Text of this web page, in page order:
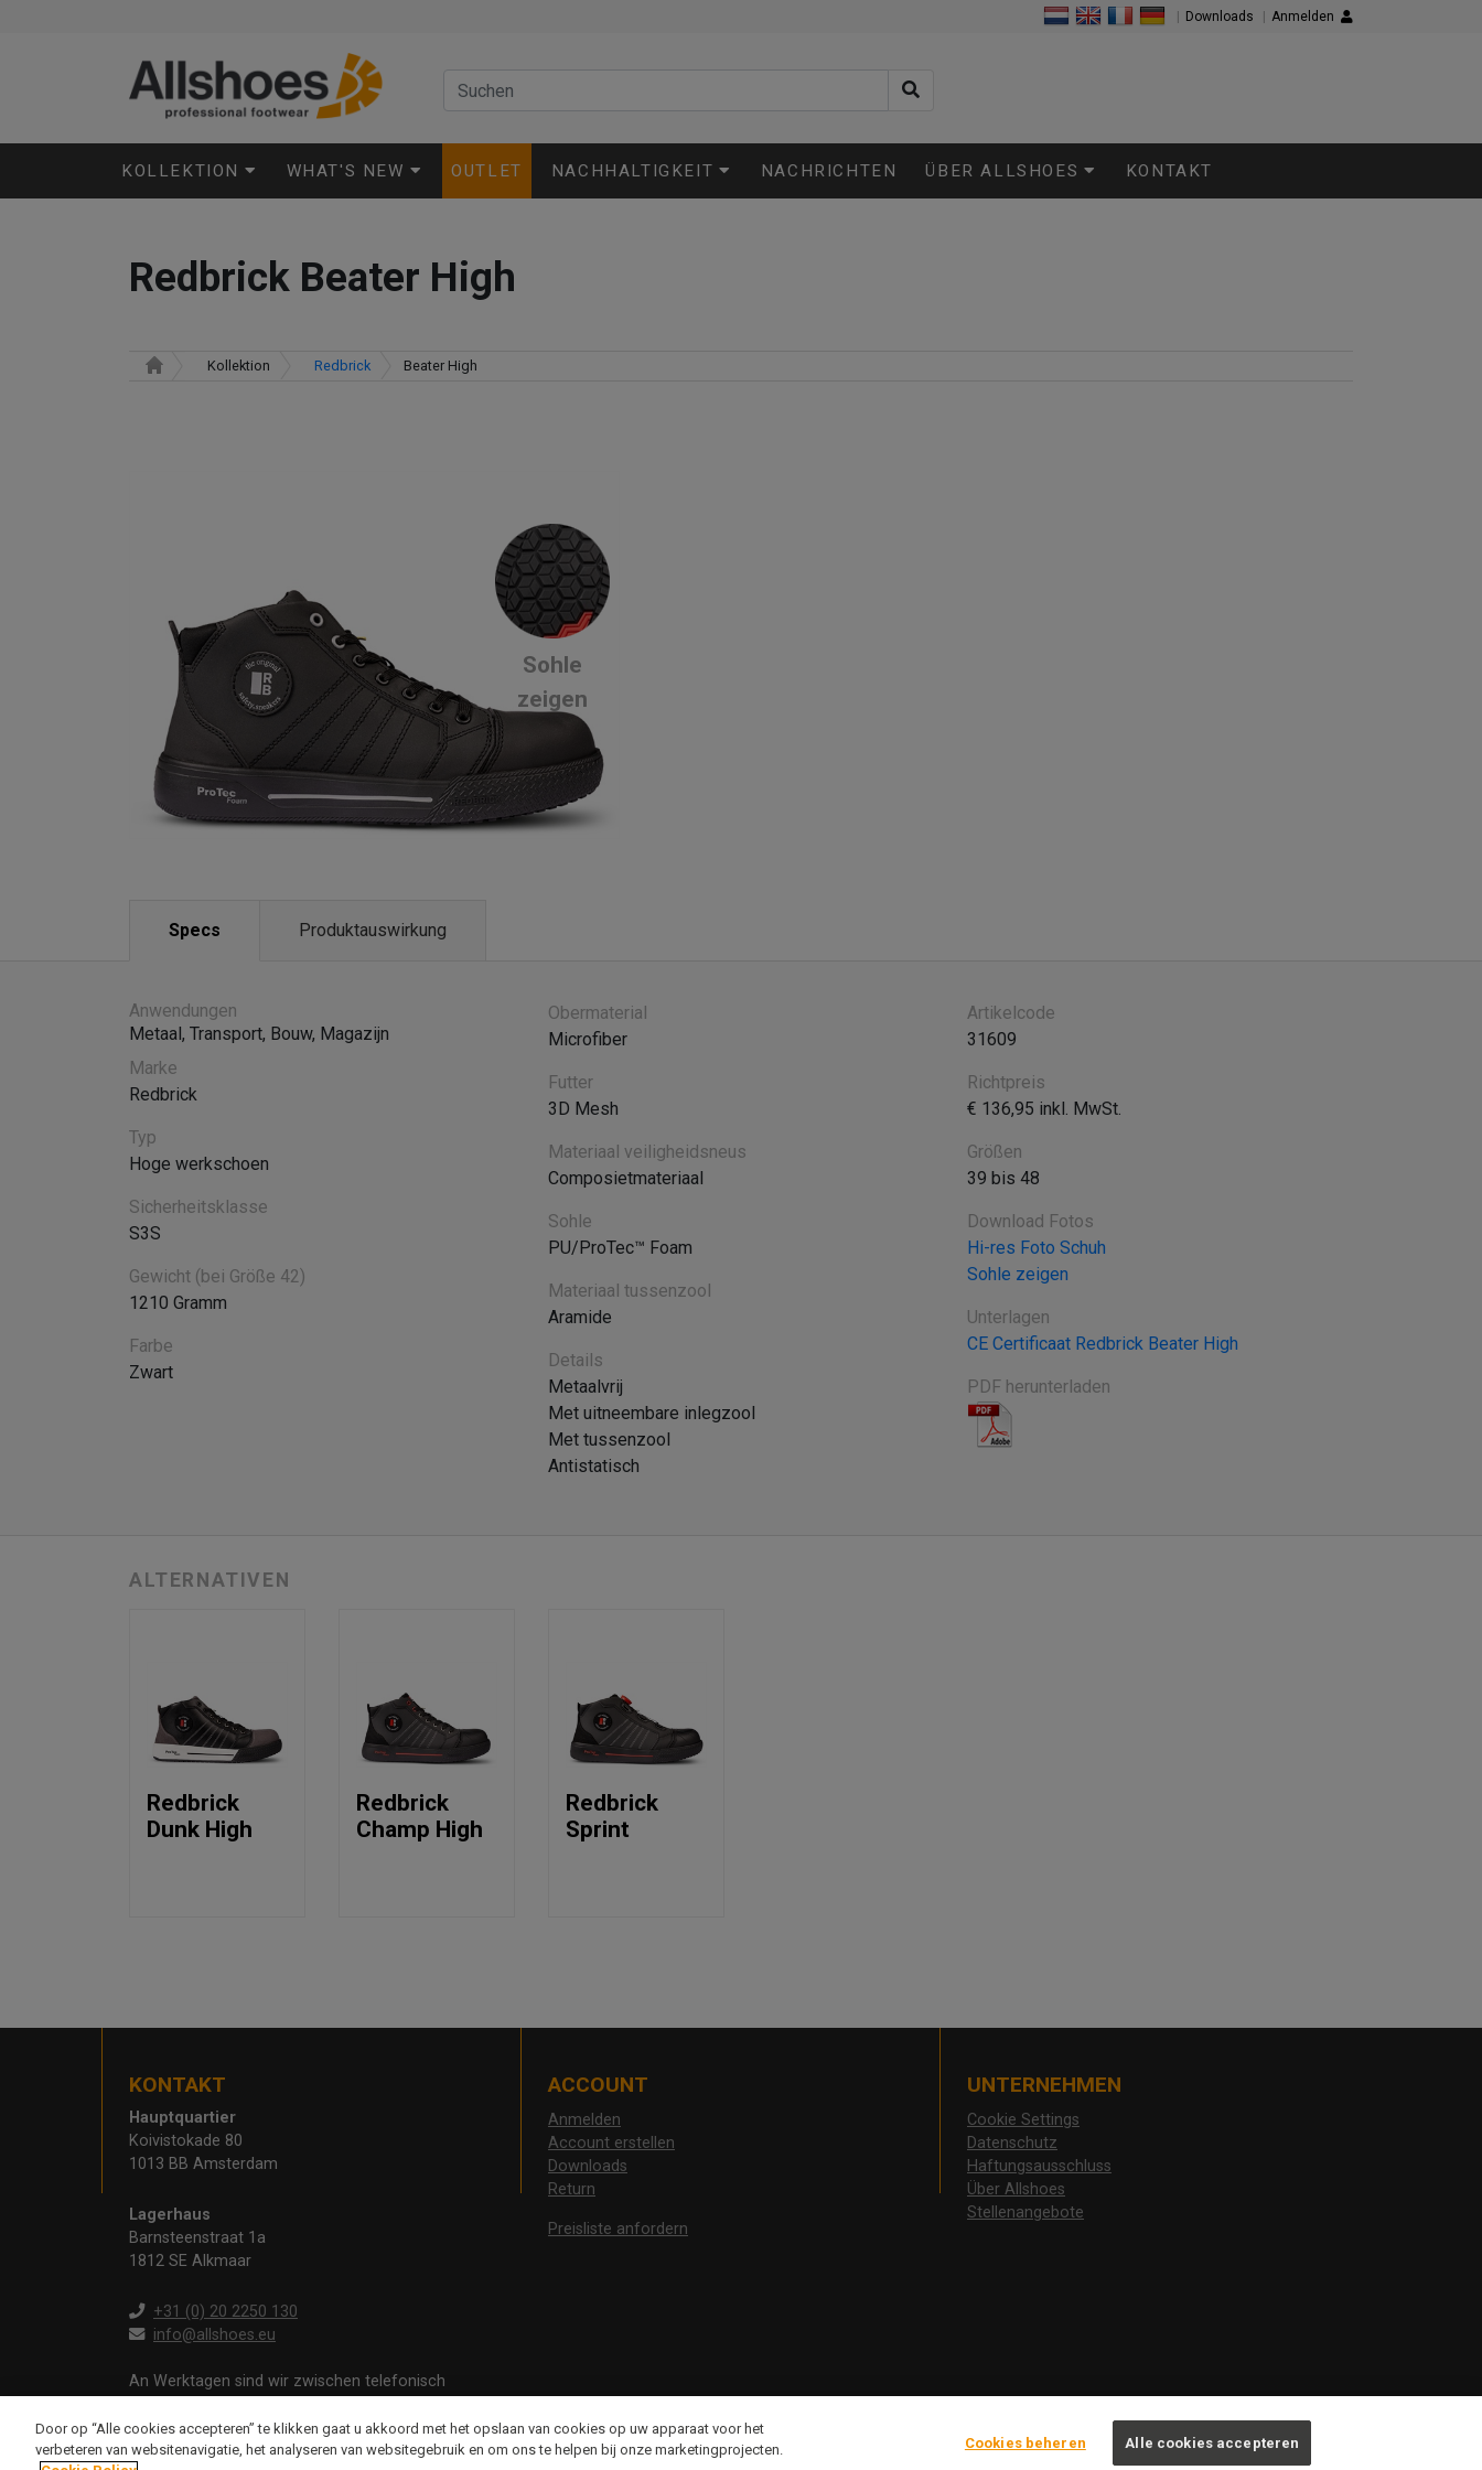
Anmelden
Downloads
KOLLEKTION WHAT'S NEW OUTLET NACHHALTIGKEIT NACHRICHTEN ÜBER ALLSHOES KONTAKT
Redbrick Beater High
Kollektion Redbrick Beater High
Sohle
zeigen
Specs Produktauswirkung
Anwendungen
Metaal, Transport, Bouw, Magazijn
Marke
Redbrick
Typ
Hoge werkschoen
Sicherheitsklasse
S3S
Gewicht (bei Größe 42)
1210 Gramm
Farbe
Zwart
Obermaterial
Microfiber
Futter
3D Mesh
Materiaal veiligheidsneus
Composietmateriaal
Sohle
PU/ProTec™ Foam
Materiaal tussenzool
Aramide
Details
Metaalvrij
Met uitneembare inlegzool
Met tussenzool
Antistatisch
Artikelcode
31609
Richtpreis
€ 136,95 inkl. MwSt.
Größen
39 bis 48
Download Fotos
Hi-res Foto Schuh
Sohle zeigen
Unterlagen
CE Certificaat Redbrick Beater High
PDF herunterladen
ALTERNATIVEN
Redbrick
Dunk High
Redbrick
Champ High
Redbrick
Sprint
KONTAKT
Hauptquartier
Koivistokade 80
1013 BB Amsterdam
Lagerhaus
Barnsteenstraat 1a
1812 SE Alkmaar
+31 (0) 20 2250 130
info@allshoes.eu
An Werktagen sind wir zwischen telefonisch
09:00 - 12:30 und 13:00 - 17:00 Uhr
ACCOUNT
Anmelden
Account erstellen
Downloads
Return
Preisliste anfordern
UNTERNEHMEN
Cookie Settings
Datenschutz
Haftungsausschluss
Über Allshoes
Stellenangebote
Door op “Alle cookies accepteren” te klikken gaat u akkoord met het opslaan van cookies op uw apparaat voor het
verbeteren van websitenavigatie, het analyseren van websitegebruik en om ons te helpen bij onze marketingprojecten.
Cookies beheren Alle cookies accepteren